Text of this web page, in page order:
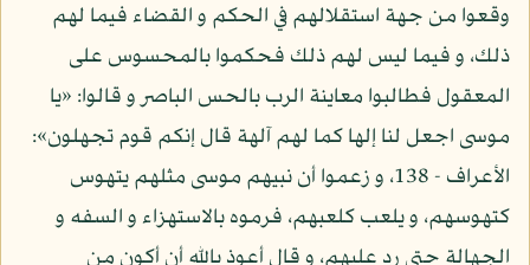
وقعوا من جهة استقلالهم في الحكم و القضاء فيما لهم
ذلك، و فيما ليس لهم ذلك فحكموا بالمحسوس على
المعقول فطالبوا معاينة الرب بالحس الباصر و قالوا: «يا
موسى اجعل لنا إلها كما لهم آلهة قال إنكم قوم تجهلون»:
الأعراف - 138، و زعموا أن نبيهم موسى مثلهم يتهوس
كتهوسهم، و يلعب كلعبهم، فرموه بالاستهزاء و السفه و
الجهالة حتى رد عليهم، و قال أعوذ بالله أن أكون من